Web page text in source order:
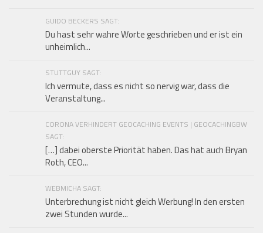
GUIDO BECKERS SAGT:
Du hast sehr wahre Worte geschrieben und er ist ein
unheimlich...
STUTTGUY SAGT:
Ich vermute, dass es nicht so nervig war, dass die
Veranstaltung...
CORONA VERHINDERT GEOCACHING EVENTS | GEOCACHINGBW
SAGT:
[…] dabei oberste Priorität haben. Das hat auch Bryan
Roth, CEO...
WEBMICHA SAGT:
Unterbrechung ist nicht gleich Werbung! In den ersten
zwei Stunden wurde...